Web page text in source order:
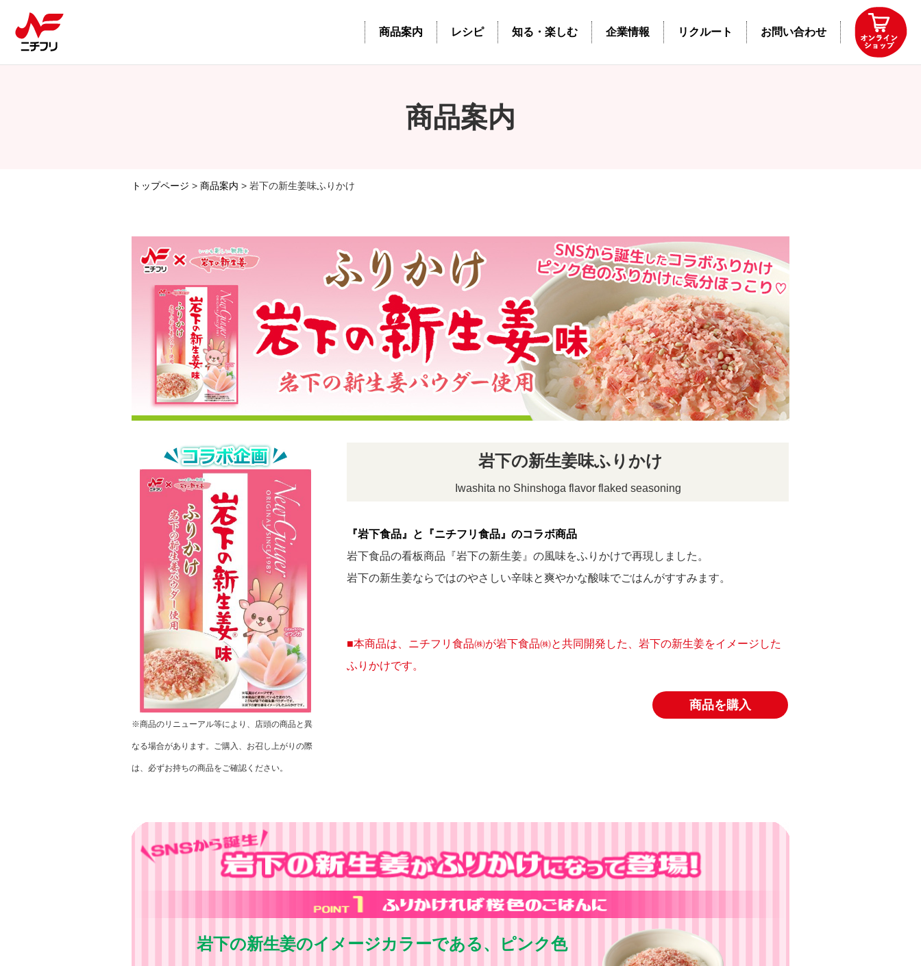
商品案内 レシピ 知る・楽しむ 企業情報 リクルート お問い合わせ
商品案内
トップページ > 商品案内 > 岩下の新生姜味ふりかけ
※商品のリニューアル等により、店頭の商品と異
なる場合があります。ご購入、お召し上がりの際
は、必ずお持ちの商品をご確認ください。
岩下の新生姜味ふりかけ
Iwashita no Shinshoga flavor flaked seasoning
『岩下食品』と『ニチフリ食品』のコラボ商品
岩下食品の看板商品『岩下の新生姜』の風味をふりかけで再現しました。
岩下の新生姜ならではのやさしい辛味と爽やかな酸味でごはんがすすみます。
■本商品は、ニチフリ食品㈱が岩下食品㈱と共同開発した、岩下の新生姜をイメージした
ふりかけです。
商品を購入
岩下の新生姜のイメージカラーである、ピンク色